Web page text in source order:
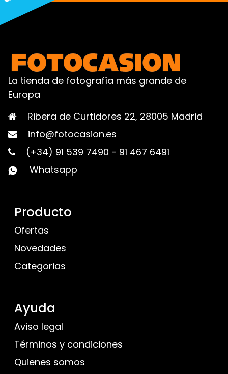
La tienda de fotografía más grande de
Europa
Ribera de Curtidores 22, 28005 Madrid
info@fotocasion.es
(+34) 91 539 7490 - 91 467 6491
Whatsapp
Producto
Ofertas
Novedades
Categorias
Ayuda
Aviso legal
Términos y condiciones
Quienes somos